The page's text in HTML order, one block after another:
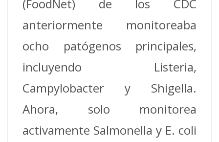
(FoodNet) de los CDC
anteriormente monitoreaba
ocho patógenos principales,
incluyendo Listeria,
Campylobacter y Shigella.
Ahora, solo monitorea
activamente Salmonella y E. coli